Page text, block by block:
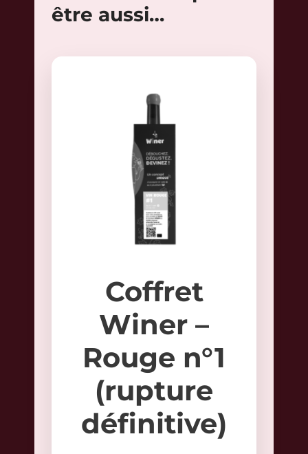
être aussi…
Coffret
Winer –
Rouge n°1
(rupture
définitive)